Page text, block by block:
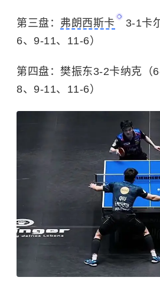
第三盘： 弗朗西斯卡
3-1卡
6、9-11、11-6）
第四盘：樊振东3-2卡纳克（
8、9-11、11-6）